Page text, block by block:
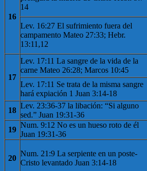
16
14
Lev. 16:27 El sufrimiento fuera del
campamento Mateo 27:33; Hebr.
13:11,12
17
Lev. 17:11 La sangre de la vida de la
carne Mateo 26:28; Marcos 10:45
Lev. 17:11 Se trata de la misma sangre
hará expiación 1 Juan 3:14-18
18
Lev. 23:36-37 la libación: “Si alguno
sed.” Juan 19:31-36
19
Num. 9:12 No es un hueso roto de él
Juan 19:31-36
20
Num. 21:9 La serpiente en un poste-
Cristo levantado Juan 3:14-18